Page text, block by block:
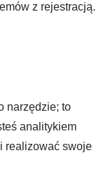
z rejestracją.
narzędzie; to
analitykiem
realizować swoje